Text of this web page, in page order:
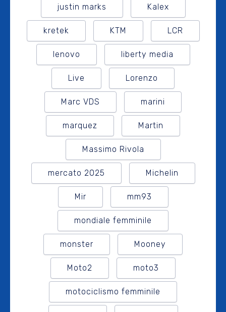
justin marks Kalex
kretek KTM LCR
lenovo liberty media
Live Lorenzo
Marc VDS marini
marquez Martin
Massimo Rivola
mercato 2025 Michelin
Mir mm93
mondiale femminile
monster Mooney
Moto2 moto3
motociclismo femminile